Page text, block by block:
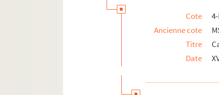
Cote
Ancienne cote
Titre
Date